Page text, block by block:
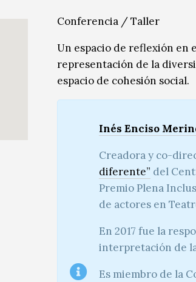
Conferencia / Taller
Un espacio de reflexión en
representación de la
espacio de cohesión social.
Inés Enciso
Creadora y co-
diferente” del
Premio Plena
de actores en
En 2017 fue la
interpretación de
Es miembro de la